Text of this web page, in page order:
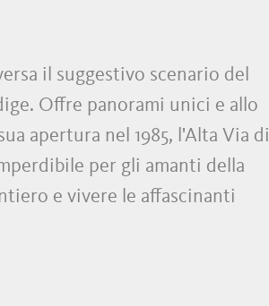
il suggestivo scenario del
Offre panorami unici e allo
apertura nel 1985, l'Alta Via di
per gli amanti della
e vivere le affascinanti